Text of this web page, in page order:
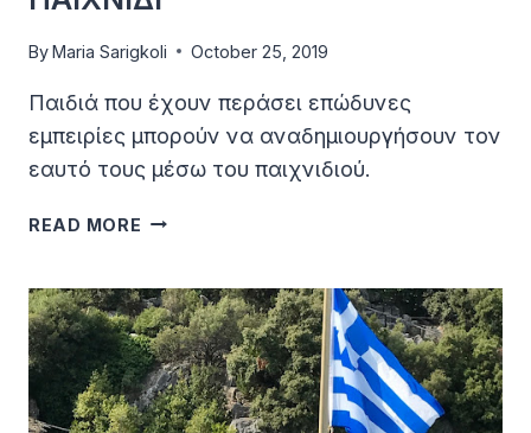
ByMaria Sarigkoli October 25, 2019
Παιδιά που έχουν περάσει επώδυνες
εμπειρίες μπορούν να αναδημιουργήσουν τον
εαυτό τους μέσω του παιχνιδιού.
READ MORE ΠΑΙΧΝΙΔΙ